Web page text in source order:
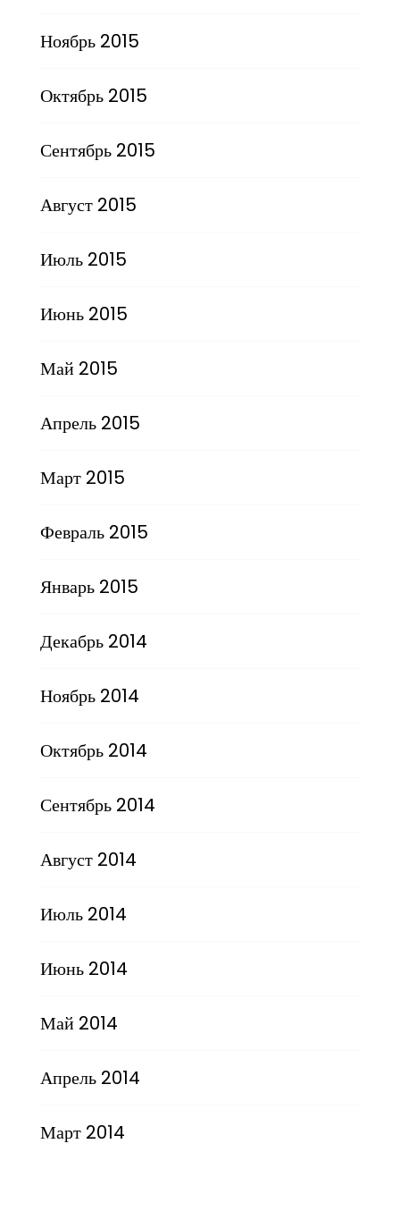
Ноябрь 2015
Октябрь 2015
Сентябрь 2015
Август 2015
Июль 2015
Июнь 2015
Май 2015
Апрель 2015
Март 2015
Февраль 2015
Январь 2015
Декабрь 2014
Ноябрь 2014
Октябрь 2014
Сентябрь 2014
Август 2014
Июль 2014
Июнь 2014
Май 2014
Апрель 2014
Март 2014